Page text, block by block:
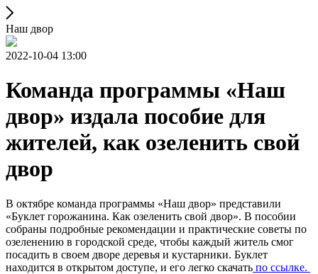
Наш двор
2022-10-04 13:00
Команда программы «Наш
двор» издала пособие для
жителей, как озеленить свой
двор
В октябре команда программы «Наш двор» представили
«Буклет горожанина. Как озеленить свой двор». В пособии
собраны подробные рекомендации и практические советы по
озеленению в городской среде, чтобы каждый житель смог
посадить в своем дворе деревья и кустарники. Буклет
находится в открытом доступе, и его легко скачать по ссылке.